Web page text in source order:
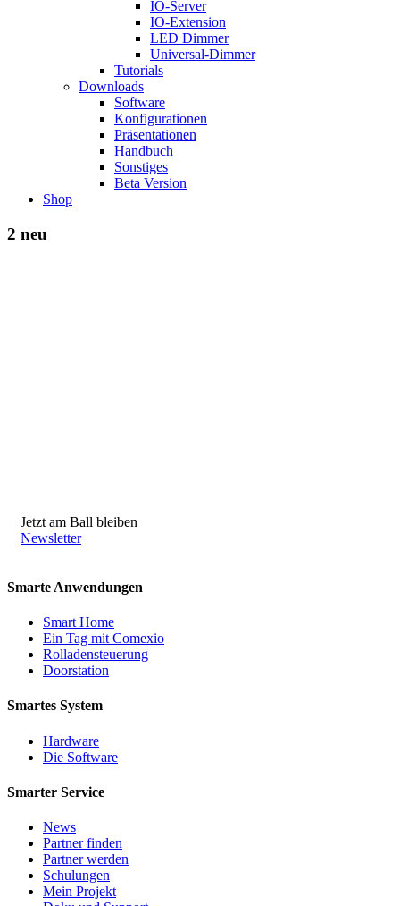
IO-Server
IO-Extension
LED Dimmer
Universal-Dimmer
Tutorials
Downloads
Software
Konfigurationen
Präsentationen
Handbuch
Sonstiges
Beta Version
Shop
2 neu
Jetzt am Ball bleiben
Newsletter
Smarte Anwendungen
Smart Home
Ein Tag mit Comexio
Rolladensteuerung
Doorstation
Smartes System
Hardware
Die Software
Smarter Service
News
Partner finden
Partner werden
Schulungen
Mein Projekt